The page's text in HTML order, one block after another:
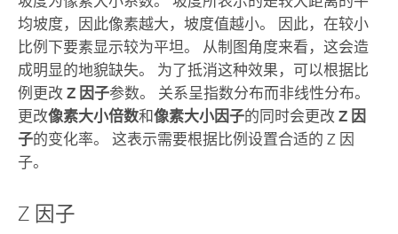
均坡度，因此像素越大，坡度值越小。 因此，在较小
比例下要素显示较为平坦。 从制图角度来看，这会造
成明显的地貌缺失。 为了抵消这种效果，可以根据比
例更改 Z 因子参数。 关系呈指数分布而非线性分布。
更改像素大小倍数和像素大小因子的同时会更改Z 因
子的变化率。 这表示需要根据比例设置合适的 Z 因
子。
Z 因子